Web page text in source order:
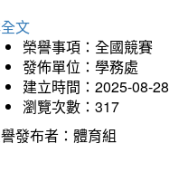
文
榮譽事項：全國競賽
發佈單位：學務處
建立時間：2025-08-28
瀏覽次數：317
發布者：體育組